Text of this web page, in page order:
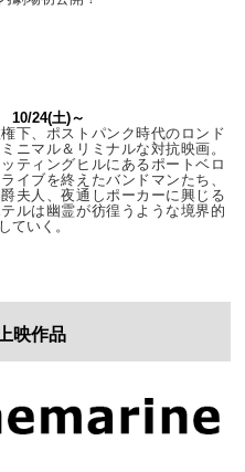
10/24(土)～
下、ポストパンク時代のロンド
ニマル＆リミナルな対抗映画。
ティングヒルにあるポートベロ
イブを終えたバンドマンたち、
夫人、夜通しポーカーに興じる
ルは幽霊が彷徨うような境界的
ていく。
映作品